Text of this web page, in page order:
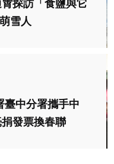
探訪「食鹽與它
雪人
臺中分署攜手中
發票換春聯